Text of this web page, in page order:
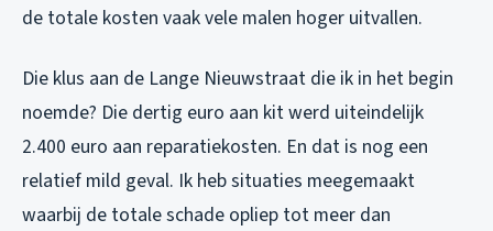
de totale kosten vaak vele malen hoger uitvallen.
Die klus aan de Lange Nieuwstraat die ik in het begin
noemde? Die dertig euro aan kit werd uiteindelijk
2.400 euro aan reparatiekosten. En dat is nog een
relatief mild geval. Ik heb situaties meegemaakt
waarbij de totale schade opliep tot meer dan